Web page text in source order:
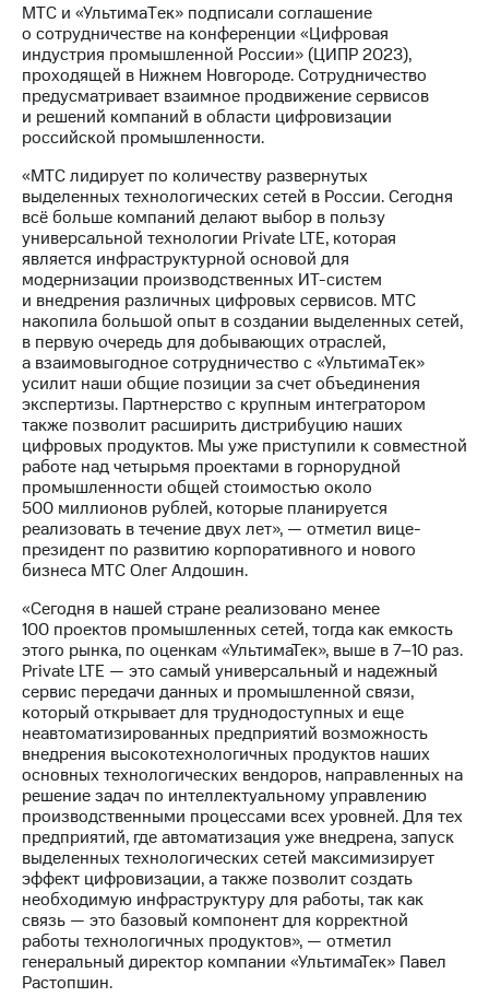
Контакты
Пригласить
спикера
и акционерам
Корпоративное
управление
Корпоративный
секретарь
Раскрытие
информации
Информация
акционерам
Документы
ПАО
"МТС"
Собрания
акционеров
Личный
кабинет
акционера
Акционерный
капитал
Контроль
и
аудит
Рынок
акций
Описание
Программа
приобретения
Порядок
выкупа
акций
Дивиденды
Рынок
облигаций
Описание
Еврооблигации-2023
Уведомление
о
погашении
МТС и «УльтимаTек» подписали соглашение
о сотрудничестве на конференции «Цифровая
индустрия промышленной России» (ЦИПР 2023),
проходящей в Нижнем Новгороде. Сотрудничество
предусматривает взаимное продвижение сервисов
и решений компаний в области цифровизации
российской промышленности.
«МТС лидирует по количеству развернутых
выделенных технологических сетей в России. Сегодня
всё больше компаний делают выбор в пользу
универсальной технологии Private LTE, которая
является инфраструктурной основой для
модернизации производственных ИТ-систем
и внедрения различных цифровых сервисов. МТС
накопила большой опыт в создании выделенных сетей,
в первую очередь для добывающих отраслей,
а взаимовыгодное сотрудничество с «УльтимаTек»
усилит наши общие позиции за счет объединения
экспертизы. Партнерство с крупным интегратором
также позволит расширить дистрибуцию наших
цифровых продуктов. Мы уже приступили к совместной
работе над четырьмя проектами в горнорудной
промышленности общей стоимостью около
500 миллионов рублей, которые планируется
реализовать в течение двух лет», — отметил вице-
президент по развитию корпоративного и нового
бизнеса МТС Олег Алдошин.
«Сегодня в нашей стране реализовано менее
100 проектов промышленных сетей, тогда как емкость
этого рынка, по оценкам «УльтимаТек», выше в7–10 раз.
Private LTE — это самый универсальный и надежный
сервис передачи данных и промышленной связи,
который открывает для труднодоступных и еще
неавтоматизированных предприятий возможность
внедрения высокотехнологичных продуктов наших
основных технологических вендоров, направленных на
решение задач по интеллектуальному управлению
производственными процессами всех уровней. Для тех
предприятий, где автоматизация уже внедрена, запуск
выделенных технологических сетей максимизирует
эффект цифровизации, а также позволит создать
необходимую инфраструктуру для работы, так как
связь — это базовый компонент для корректной
работы технологичных продуктов», — отметил
генеральный директор компании «УльтимаТек» Павел
Растопшин.